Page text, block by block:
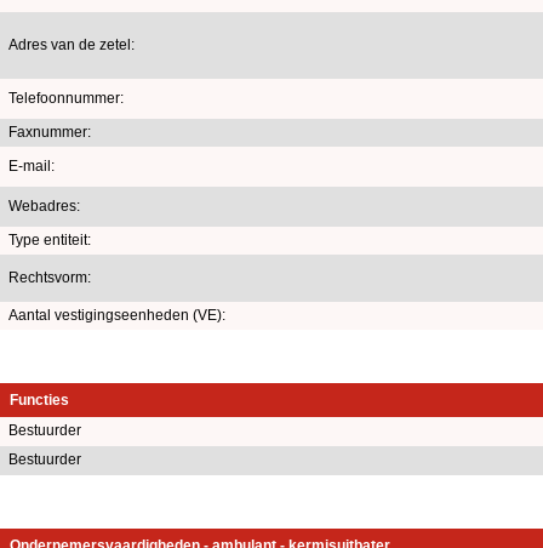
Adres van de zetel:
Telefoonnummer:
Faxnummer:
E-mail:
Webadres:
Type entiteit:
Rechtsvorm:
Aantal vestigingseenheden (VE):
Functies
Bestuurder
Bestuurder